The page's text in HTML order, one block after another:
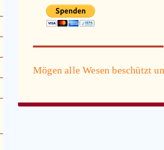
Mögen alle Wesen beschützt